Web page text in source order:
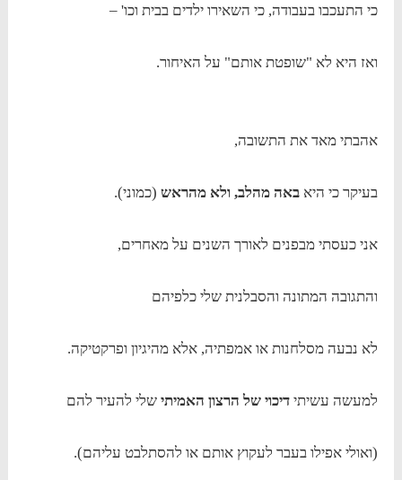
כי התעכבו בעבודה, כי השאירו ילדים בבית וכו' –
ואז היא לא "שופטת אותם" על האיחור.
אהבתי מאד את התשובה,
בעיקר כי היאבאה מהלב, ולא מהראש (כמוני).
אני כעסתי מבפנים לאורך השנים על מאחרים,
והתגובה המתונה והסבלנית שלי כלפיהם
לא נבעה מסלחנות או אמפתיה, אלא מהיגיון ופרקטיקה.
למעשה עשיתידיכוי של הרצון האמיתי שלי להעיר להם
(ואולי אפילו בעבר לעקוץ אותם או להסתלבט עליהם).